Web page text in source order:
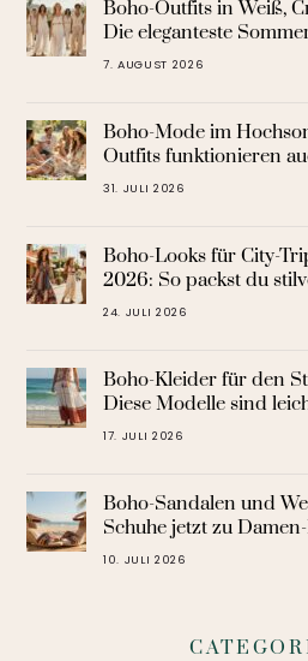
Boho-Outfits in Weiß,
Die eleganteste
7. AUGUST 2026
Boho-Mode im
Outfits funktionieren
31. JULI 2026
Boho-Looks für City-
2026: So packst du
24. JULI 2026
Boho-Kleider für den
Diese Modelle sind
17. JULI 2026
Boho-Sandalen und
Schuhe jetzt zu
10. JULI 2026